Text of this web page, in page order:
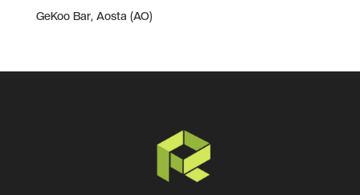
GeKoo Bar, Aosta (AO)